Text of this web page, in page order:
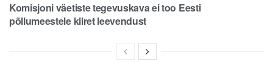
Komisjoni väetiste tegevuskava ei too Eesti
põllumeestele kiiret leevendust